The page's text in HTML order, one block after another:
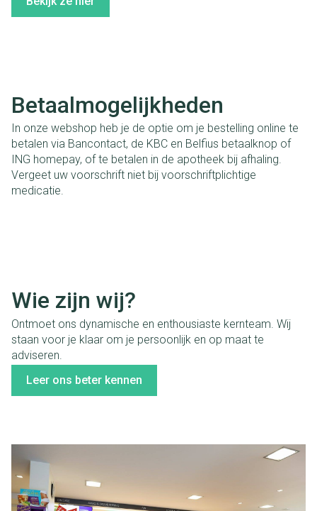
Betaalmogelijkheden
In onze webshop heb je de optie om je bestelling online te
betalen via Bancontact, de KBC en Belfius betaalknop of
ING homepay, of te betalen in de apotheek bij afhaling.
Vergeet uw voorschrift niet bij voorschriftplichtige
medicatie.
Wie zijn wij?
Ontmoet ons dynamische en enthousiaste kernteam. Wij
staan voor je klaar om je persoonlijk en op maat te
adviseren.
Leer ons beter kennen